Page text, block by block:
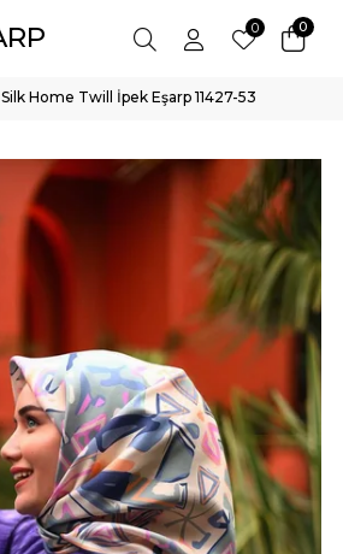
0
0
Silk Home Twill İpek Eşarp 11427-53